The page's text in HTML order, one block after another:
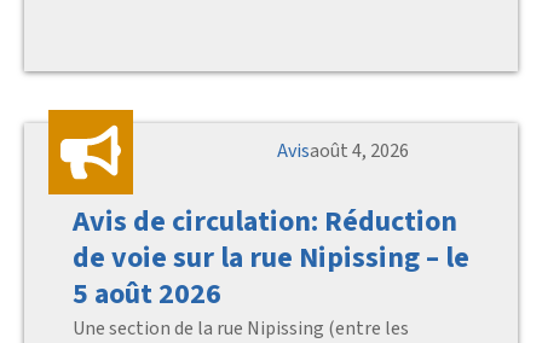
Avisaoût 4, 2026
Avis de circulation: Réduction
de voie sur la rue Nipissing – le
5 août 2026
Une section de la rue Nipissing (entre les